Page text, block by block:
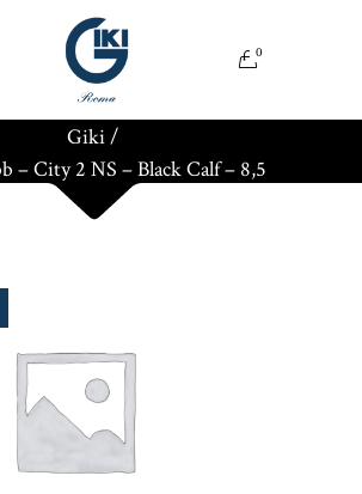
0
Giki/
– City 2 NS – Black Calf – 8,5